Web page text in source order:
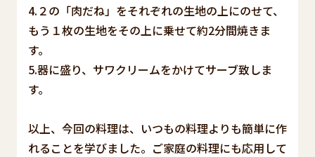
4.２の「肉だね」をそれぞれの生地の上にのせて、
もう１枚の生地をその上に乗せて約2分間焼きま
す。
5.器に盛り、サワクリームをかけてサーブ致しま
す。
以上、今回の料理は、いつもの料理よりも簡単に作
れることを学びました。ご家庭の料理にも応用して